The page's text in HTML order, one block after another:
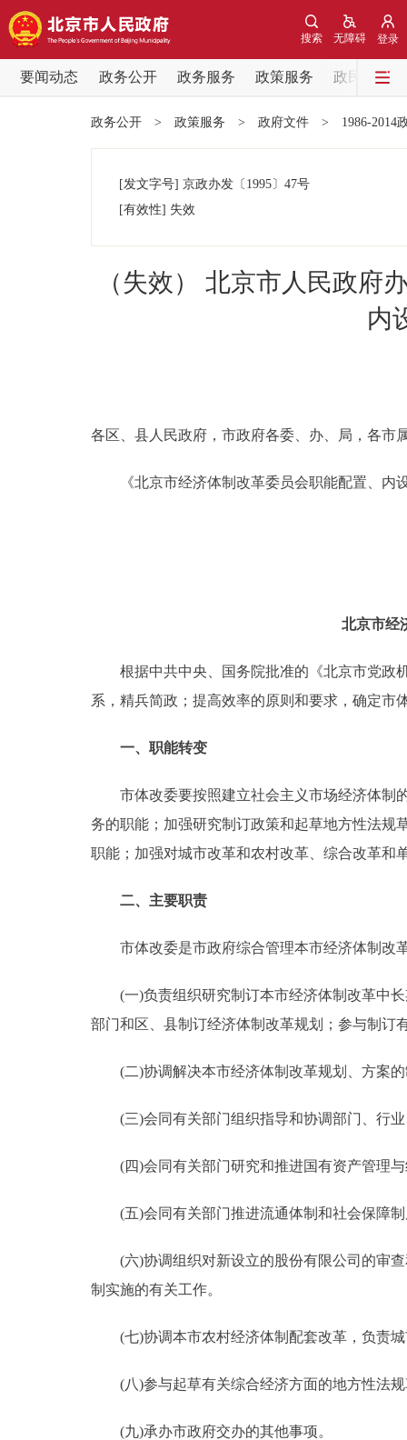
登录
无障碍
搜索
要闻动态 政务公开 政务服务 政策服务
政民互动
党中央精神
政务公开
政民互动
12345网上接诉即办
参与调查
走进北京
北京概况
绿色北京
政务公开 > 政策服务 > 政府文件 > 1986-2014
[发文字号] 京政办发 〔1995〕 47号
[有效性] 失效
（失效） 北京市人民政府
内
各区、县人民政府，市政府各委、办、局，各市
《北京市经济体制改革委员会职能配置、内
北京市经
根据中共中央、国务院批准的《北京市党政机
系，精兵简政；提高效率的原则和要求，确定市
一、职能转变
市体改委要按照建立社会主义市场经济体制的
务的职能；加强研究制订政策和起草地方性法规
职能；加强对城市改革和农村改革、综合改革和
二、主要职责
市体改委是市政府综合管理本市经济体制改
(一)负责组织研究制订本市经济体制改革中长
部门和区、县制订经济体制改革规划；参与制订
(二)协调解决本市经济体制改革规划、方案的
(三)会同有关部门组织指导和协调部门、行业
(四)会同有关部门研究和推进国有资产管理与
(五)会同有关部门推进流通体制和社会保障制
(六)协调组织对新设立的股份有限公司的审查
制实施的有关工作。
(七)协调本市农村经济体制配套改革，负责城
(八)参与起草有关综合经济方面的地方性法规
(九)承办市政府交办的其他事项。